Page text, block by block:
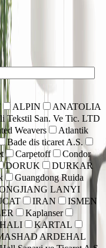
ALPIN
ANATOLIA
Tekstil San. Ve Tic. LTD
Weavers
Atlantik
Bade dis ticaret A.S.
Carpetoff
Condor
DORUK
DURKAR
Guangdong Ruida
LANYI
IRAN
ISMEN
Kaplanser
KARTAL
ARDEHAL